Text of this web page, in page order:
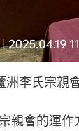
洲李氏宗親
親會的運